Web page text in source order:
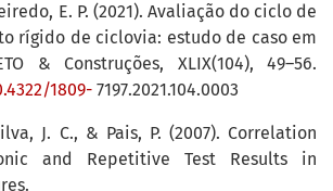
E. P. (2021). Avaliação do ciclo de
rígido de ciclovia: estudo de caso em
& Construções, XLIX(104), 49–56.
1809- 7197.2021.104.0003
J. C., & Pais, P. (2007). Correlation
and Repetitive Test Results in